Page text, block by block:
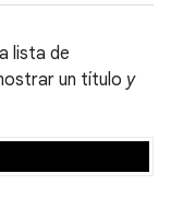
lista de
un título y